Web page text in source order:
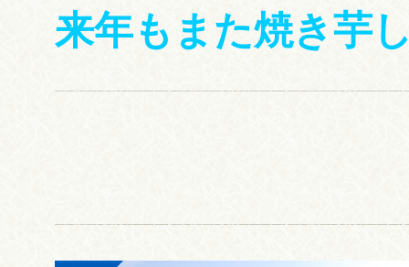
来年もまた焼き芋